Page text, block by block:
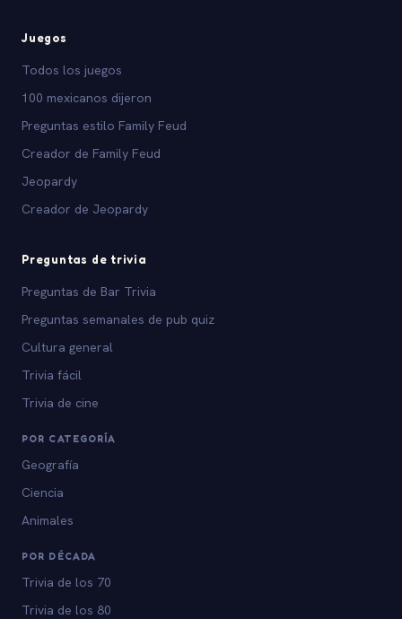
Juegos
Todos los juegos
100 mexicanos dijeron
Preguntas estilo Family Feud
Creador de Family Feud
Jeopardy
Creador de Jeopardy
Preguntas de trivia
Preguntas de Bar Trivia
Preguntas semanales de pub quiz
Cultura general
Trivia fácil
Trivia de cine
POR CATEGORÍA
Geografía
Ciencia
Animales
POR DÉCADA
Trivia de los 70
Trivia de los 80